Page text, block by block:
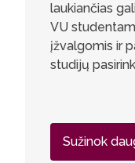
laukiančias
VU
įžvalgomis ir
studijų
Sužinok